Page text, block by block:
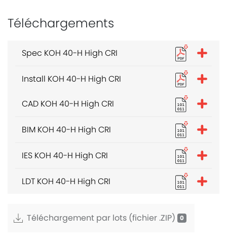
Téléchargements
Spec KOH 40-H High CRI
Install KOH 40-H High CRI
CAD KOH 40-H High CRI
BIM KOH 40-H High CRI
IES KOH 40-H High CRI
LDT KOH 40-H High CRI
Téléchargement par lots (fichier .ZIP)